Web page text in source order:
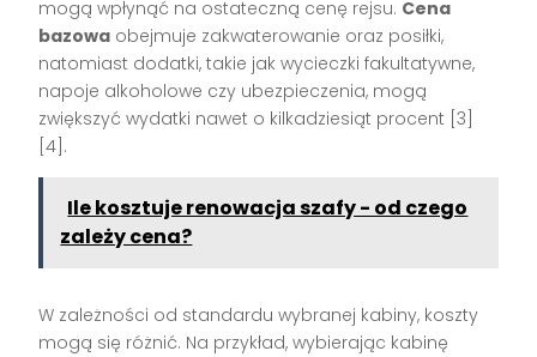
mogą wpłynąć na ostateczną cenę rejsu. Cena
bazowa obejmuje zakwaterowanie oraz posiłki,
natomiast dodatki, takie jak wycieczki fakultatywne,
napoje alkoholowe czy ubezpieczenia, mogą
zwiększyć wydatki nawet o kilkadziesiąt procent [3]
[4].
Ile kosztuje renowacja szafy - od czego
zależy cena?
W zależności od standardu wybranej kabiny, koszty
mogą się różnić. Na przykład, wybierając kabinę